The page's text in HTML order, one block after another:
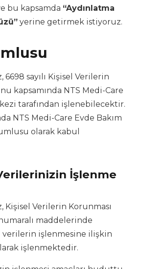
bu kapsamda “Aydınlatma
yerine getirmek istiyoruz.
sayılı Kişisel Verilerin
kapsamında NTS Medi-Care
tarafından işlenebilecektir.
NTS Medi-Care Evde Bakım
olarak kabul
İşlenme
Kişisel Verilerin Korunması
maddelerinde
verilerin işlenmesine ilişkin
işlenmektedir.